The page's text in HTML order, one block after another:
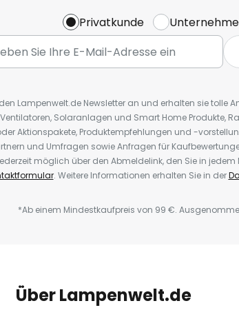
Privatkunde
Lampenwelt.de Newsletter an und erhalten sie tolle
Solaranlagen und Smart Home Produkte,
Aktionspakete, Produktempfehlungen und -
und Umfragen sowie Anfragen für
möglich über den Abmeldelink, den Sie in jedem
. Weitere Informationen erhalten Sie in der
*Ab einem Mindestkaufpreis von 99 €.
Über Lampenwelt.de